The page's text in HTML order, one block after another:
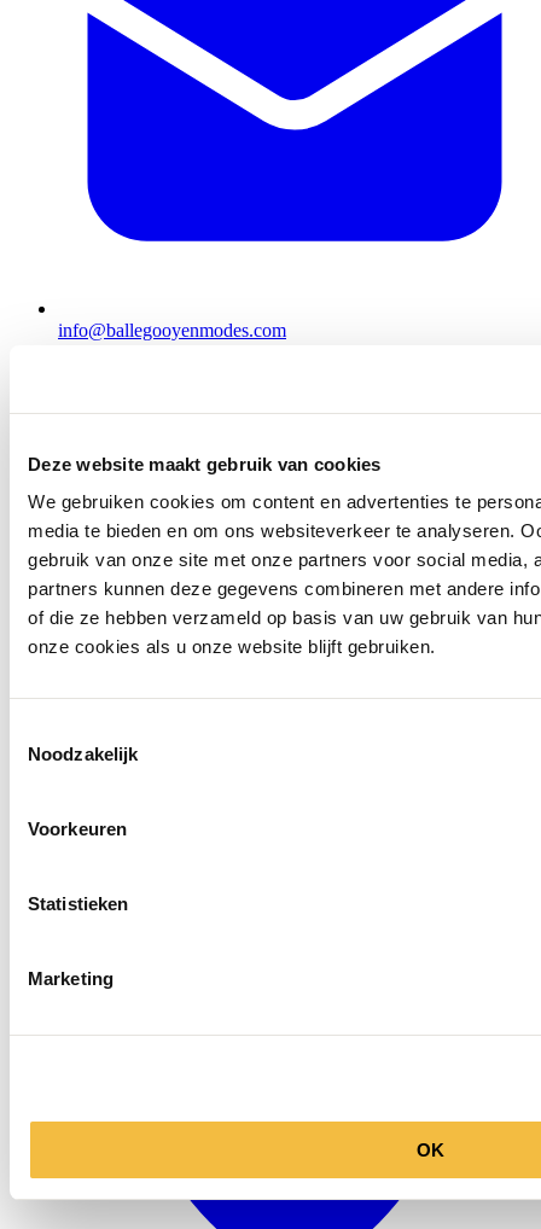
Deze website maakt gebruik van cookies
We gebruiken cookies om content en advertenties te
media te bieden en om ons websiteverkeer te analyseren.
gebruik van onze site met onze partners voor social media,
partners kunnen deze gegevens combineren met andere
of die ze hebben verzameld op basis van uw gebruik van
onze cookies als u onze website blijft gebruiken.
Noodzakelijk
Voorkeuren
Statistieken
Marketing
OK
info@ballegooyenmodes.com
Openingstijden